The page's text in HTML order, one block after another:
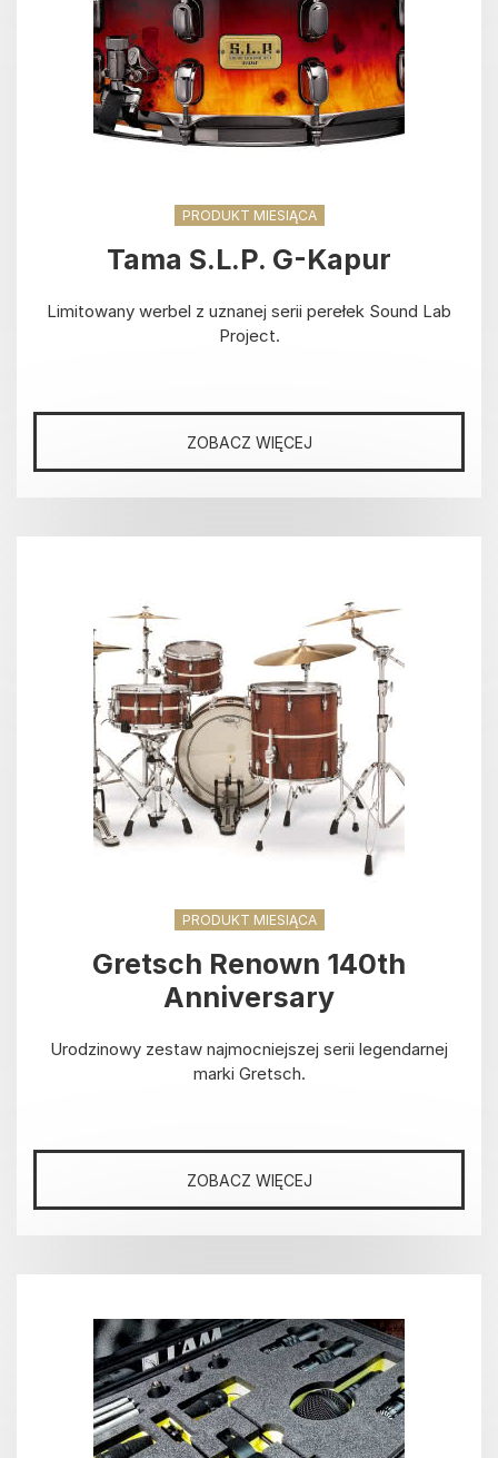
PRODUKT MIESIĄCA
Tama S.L.P. G-Kapur
Limitowany werbel z uznanej serii perełek Sound Lab
Project.
ZOBACZ WIĘCEJ
PRODUKT MIESIĄCA
Gretsch Renown 140th
Anniversary
Urodzinowy zestaw najmocniejszej serii legendarnej
marki Gretsch.
ZOBACZ WIĘCEJ